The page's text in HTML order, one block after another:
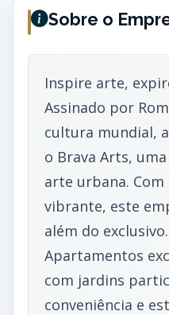
Sobre o
Inspire arte,
Assinado por
cultura mundial,
o Brava Arts,
arte urbana.
vibrante, este
além do exclusivo.
Apartamentos
com jardins
conveniência e